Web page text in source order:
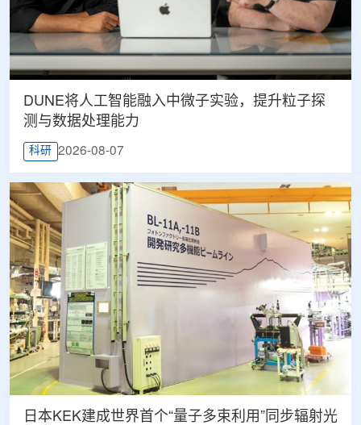
DUNE将人工智能融入中微子实验，提升粒子探
测与数据处理能力
科研 2026-08-07
日本KEK建成世界首个“量子多束利用”同步辐射光